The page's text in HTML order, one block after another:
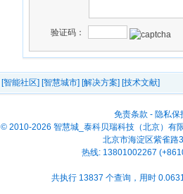
验证码：
[智能社区] [智慧城市] [解决方案] [技术文献]
免责条款 - 隐私保
© 2010-2026 智慧城_泰科贝瑞科技（北京）有
北京市海淀区紫雀路
热线: 13801002267
共执行 13837 个查询，用时